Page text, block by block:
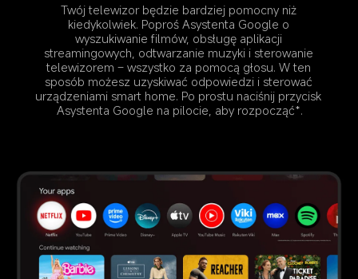
Twój telewizor będzie bardziej pomocny niż
kiedykolwiek. Poproś Asystenta Google o
wyszukiwanie filmów, obsługę aplikacji
streamingowych, odtwarzanie muzyki i sterowanie
telewizorem – wszystko za pomocą głosu. W ten
sposób możesz uzyskiwać odpowiedzi i sterować
urządzeniami smart home. Po prostu naciśnij przycisk
Asystenta Google na pilocie, aby rozpocząć*.